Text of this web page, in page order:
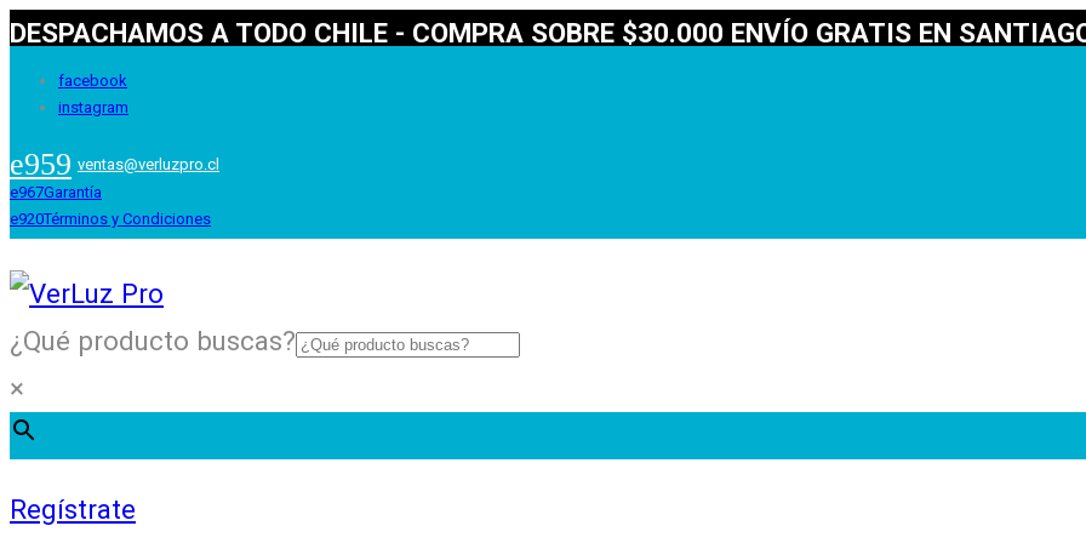
DESPACHAMOS A TODO CHILE - COMPRA SOBRE $30.000 ENVÍO GRATIS EN
facebook
instagram
ventas@verluzpro.cl
Garantía
Términos y Condiciones
¿Qué producto buscas?
×
Regístrate